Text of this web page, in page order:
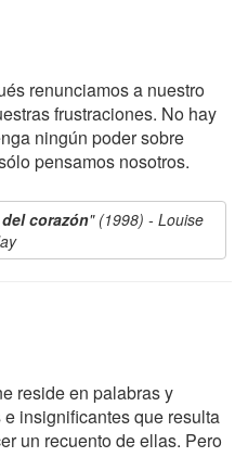
renunciamos a nuestro
frustraciones. No hay
ningún poder sobre
pensamos nosotros.
corazón" (1998) - Louise
reside en palabras y
insignificantes que resulta
un recuento de ellas. Pero